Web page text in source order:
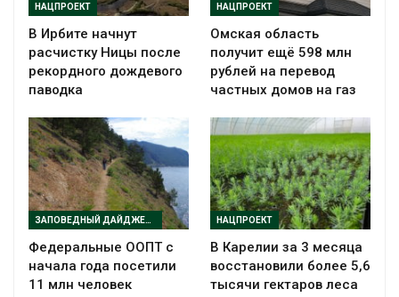
НАЦПРОЕКТ
В Ирбите начнут
расчистку Ницы после
рекордного дождевого
паводка
НАЦПРОЕКТ
Омская область
получит ещё 598 млн
рублей на перевод
частных домов на газ
ЗАПОВЕДНЫЙ ДАЙДЖЕСТ
Федеральные ООПТ с
начала года посетили
11 млн человек
НАЦПРОЕКТ
В Карелии за 3 месяца
восстановили более 5,6
тысячи гектаров леса